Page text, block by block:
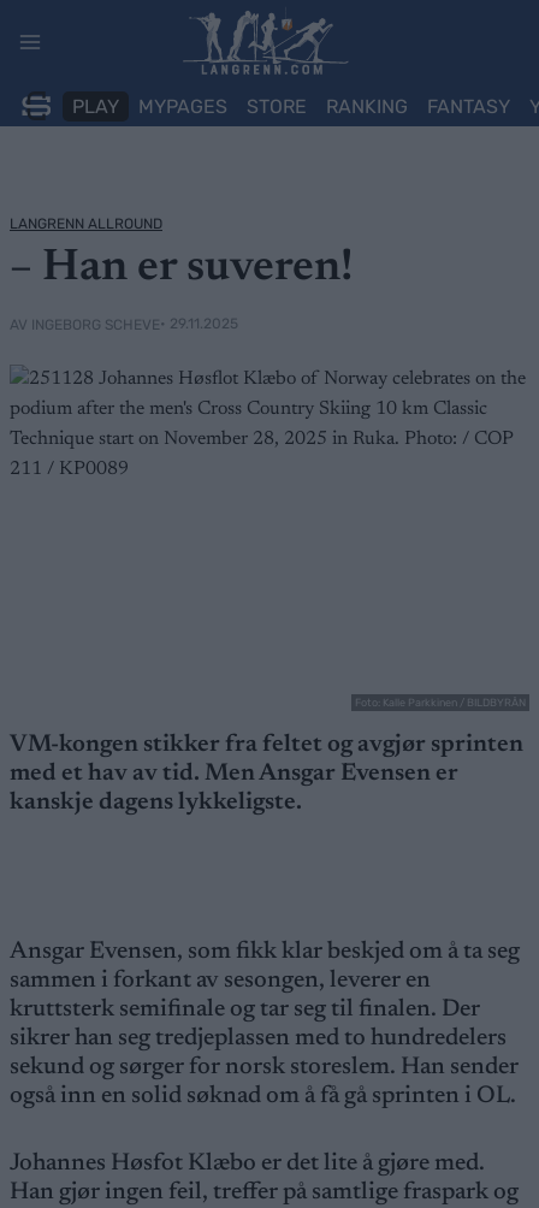
PLAY MYPAGES STORE RANKING FANTASY
LANGRENN ALLROUND
– Han er suveren!
AV INGEBORG SCHEVE• 29.11.2025
Foto: Kalle Parkkinen / BILDBYRÅN
VM-kongen stikker fra feltet og avgjør sprinten
med et hav av tid. Men Ansgar Evensen er
kanskje dagens lykkeligste.
Ansgar Evensen, som fikk klar beskjed om å ta seg
sammen i forkant av sesongen, leverer en
kruttsterk semifinale og tar seg til finalen. Der
sikrer han seg tredjeplassen med to hundredelers
sekund og sørger for norsk storeslem. Han sender
også inn en solid søknad om å få gå sprinten i OL.
Johannes Høsfot Klæbo er det lite å gjøre med.
Han gjør ingen feil, treffer på samtlige fraspark og